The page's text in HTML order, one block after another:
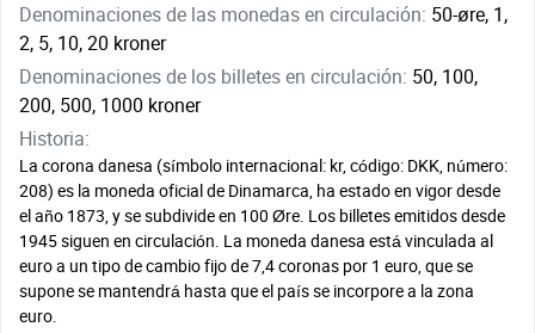
Denominaciones de las monedas en circulación: 50-øre, 1,
2, 5, 10, 20 kroner
Denominaciones de los billetes en circulación: 50, 100,
200, 500, 1000 kroner
Historia:
La corona danesa (símbolo internacional: kr, código: DKK, número:
208) es la moneda oficial de Dinamarca, ha estado en vigor desde
el año 1873, y se subdivide en 100 Øre. Los billetes emitidos desde
1945 siguen en circulación. La moneda danesa está vinculada al
euro a un tipo de cambio fijo de 7,4 coronas por 1 euro, que se
supone se mantendrá hasta que el país se incorpore a la zona
euro.